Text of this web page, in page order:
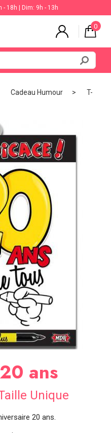
- 18h | Dim: 9h - 13h
0
Cadeau Humour
T-
ans
Unique
20 ans.